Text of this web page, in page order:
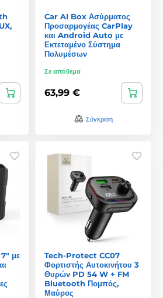
Car AI Box Ασύρματος
Προσαρμογέας CarPlay
και Android Auto με
Εκτεταμένο Σύστημα
Πολυμέσων
Σε απόθεμα
63,99 €
Σύγκριση
με
Tech-Protect CC07
Φορτιστής Αυτοκινήτου 3
Θυρών PD 54 W + FM
Bluetooth Πομπός,
Μαύρος